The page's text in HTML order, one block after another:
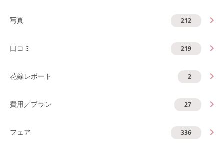
写真 212
口コミ 219
花嫁レポート 2
費用／プラン 27
フェア 336